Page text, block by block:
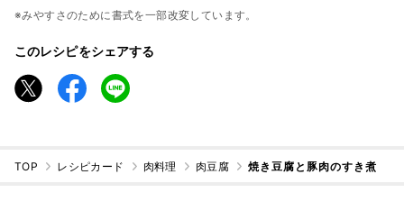
※みやすさのために書式を一部改変しています。
このレシピをシェアする
TOP レシピカード 肉料理 肉豆腐 焼き豆腐と豚肉のすき煮